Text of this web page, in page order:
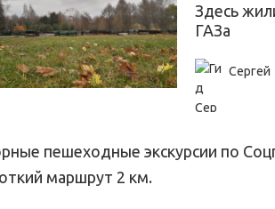
Здесь
ГАЗа
Сергей
пешеходные экскурсии по
маршрут 2 км.